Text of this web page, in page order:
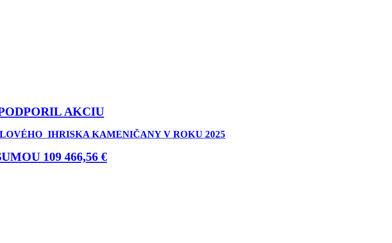
AKCIU
IHRISKA KAMENIČANY V ROKU 2025
109 466,56 €